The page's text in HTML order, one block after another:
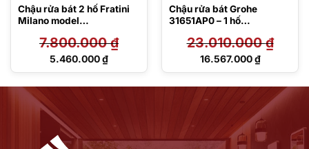
Chậu rửa bát 2 hố Fratini
Milano model
7.800.000₫
Giá
5.460.000₫
Giá
Chậu rửa bát Grohe
31651AP0 – 1 hố
23.010.000₫
Giá
23.010.000 ₫.
16.567.000₫
Giá
16.567.000 ₫.